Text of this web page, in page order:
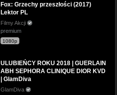
Fox: Grzechy przeszłości (2017)
Lektor PL
Filmy Akcji
premium
1080p
ULUBIEŃCY ROKU 2018 | GUERLAIN
ABH SEPHORA CLINIQUE DIOR KVD
| GlamDiva
GlamDiva